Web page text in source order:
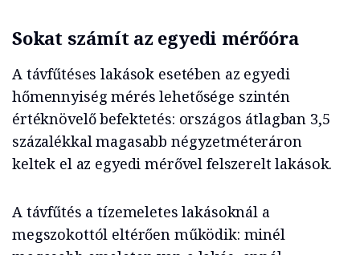
Sokat számít az egyedi mérőóra
A távfűtéses lakások esetében az egyedi
hőmennyiség mérés lehetősége szintén
értéknövelő befektetés: országos átlagban 3,5
százalékkal magasabb négyzetméteráron
keltek el az egyedi mérővel felszerelt lakások.
A távfűtés a tízemeletes lakásoknál a
megszokottól eltérően működik: minél